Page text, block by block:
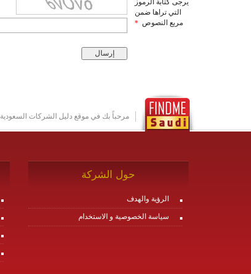
يرجى كتابة الرموز
التي تراها ضمن
مربع النصوص *
مرحباً بك في موقع دليل الشركات السعودية
حول الشركة
الرؤية والهدف
سياسة الخصوصية و الاستخدام